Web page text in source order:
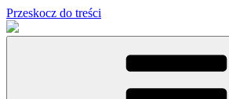
Przeskocz do treści